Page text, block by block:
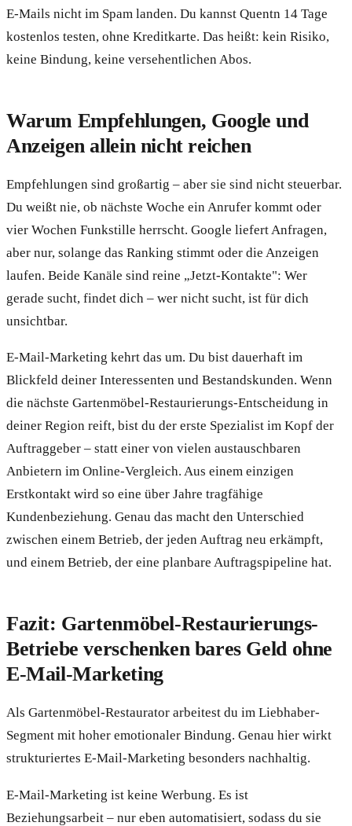
E-Mails nicht im Spam landen. Du kannst Quentn 14 Tage
kostenlos testen, ohne Kreditkarte. Das heißt: kein Risiko,
keine Bindung, keine versehentlichen Abos.
Warum Empfehlungen, Google und
Anzeigen allein nicht reichen
Empfehlungen sind großartig – aber sie sind nicht steuerbar.
Du weißt nie, ob nächste Woche ein Anrufer kommt oder
vier Wochen Funkstille herrscht. Google liefert Anfragen,
aber nur, solange das Ranking stimmt oder die Anzeigen
laufen. Beide Kanäle sind reine „Jetzt-Kontakte": Wer
gerade sucht, findet dich – wer nicht sucht, ist für dich
unsichtbar.
E-Mail-Marketing kehrt das um. Du bist dauerhaft im
Blickfeld deiner Interessenten und Bestandskunden. Wenn
die nächste Gartenmöbel-Restaurierungs-Entscheidung in
deiner Region reift, bist du der erste Spezialist im Kopf der
Auftraggeber – statt einer von vielen austauschbaren
Anbietern im Online-Vergleich. Aus einem einzigen
Erstkontakt wird so eine über Jahre tragfähige
Kundenbeziehung. Genau das macht den Unterschied
zwischen einem Betrieb, der jeden Auftrag neu erkämpft,
und einem Betrieb, der eine planbare Auftragspipeline hat.
Fazit: Gartenmöbel-Restaurierungs-
Betriebe verschenken bares Geld ohne
E-Mail-Marketing
Als Gartenmöbel-Restaurator arbeitest du im Liebhaber-
Segment mit hoher emotionaler Bindung. Genau hier wirkt
strukturiertes E-Mail-Marketing besonders nachhaltig.
E-Mail-Marketing ist keine Werbung. Es ist
Beziehungsarbeit – nur eben automatisiert, sodass du sie